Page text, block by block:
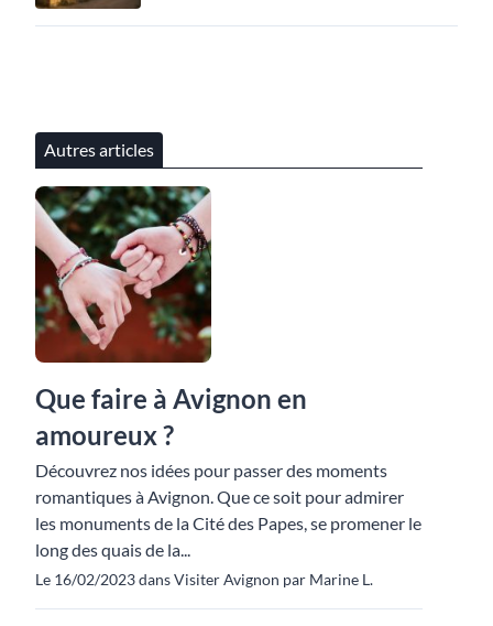
Autres articles
Que faire à Avignon en
amoureux ?
Découvrez nos idées pour passer des moments
romantiques à Avignon. Que ce soit pour admirer
les monuments de la Cité des Papes, se promener le
long des quais de la...
Le 16/02/2023 dans Visiter Avignon par Marine L.